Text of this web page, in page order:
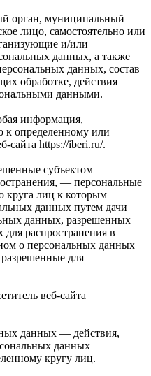
орган, муниципальный
лицо, самостоятельно или
и/или
данных, а также
данных, состав
обработке, действия
данными.
информация,
к определенному или
сайта https://iberi.ru/.
субъектом
— персональные
круга лиц к которым
данных путем дачи
данных, разрешенных
распространения в
о персональных данных
для
веб-сайта
данных — действия,
данных
кругу лиц.